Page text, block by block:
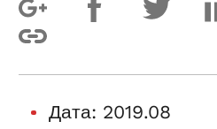
Дата: 2019.08